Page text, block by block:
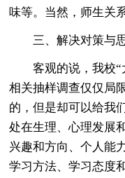
味等。当然，师生关
三、解决对策与
客观的说，我校
相关抽样调查仅仅局
的，但是却可以给我
处在生理、心理发展
兴趣和方向、个人能
学习方法、学习态度